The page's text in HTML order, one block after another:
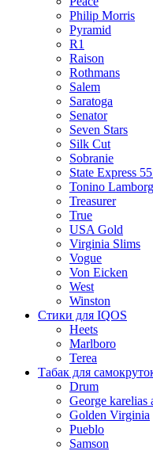
Philip Morris
Pyramid
R1
Raison
Rothmans
Salem
Saratoga
Senator
Seven Stars
Silk Cut
Sobranie
State Express
Tonino
Treasurer
True
USA Gold
Virginia Slims
Vogue
Von Eicken
West
Winston
Стики для IQOS
Heets
Marlboro
Terea
Табак для
Drum
George karelias
Golden Virginia
Pueblo
Samson